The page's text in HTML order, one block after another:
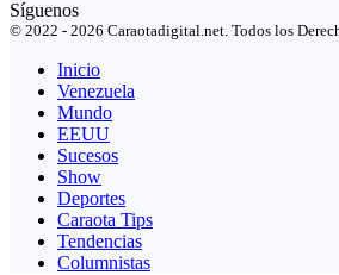
Síguenos
© 2022 - 2026 Caraotadigital.net. Todos los
Inicio
Venezuela
Mundo
EEUU
Sucesos
Show
Deportes
Caraota Tips
Tendencias
Columnistas